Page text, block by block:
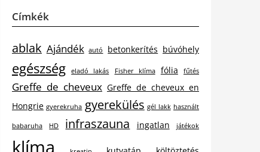
Címkék
ablak Ajándék autó betonkerítés búvóhely
egészség eladó lakás Fisher klíma fólia fűtés
Greffe de cheveux Greffe de cheveux en
Hongrie gyerekruha gyerekülés gél lakk használt
babaruha HD infraszauna ingatlan játékok
klíma